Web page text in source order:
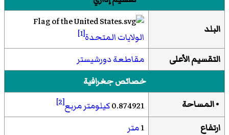
البلد
الولايات المتحدة[1]
التقسيم الأعلى
مقاطعة دورشيستر
خصائص جغرافية
• المساحة
0.874921كيلومتر مربع[2]
ارتفاع 1متر